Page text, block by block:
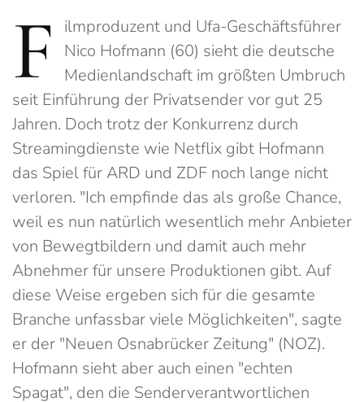
F
ilmproduzent und Ufa-Geschäftsführer
Nico Hofmann (60) sieht die deutsche
Medienlandschaft im größten Umbruch
seit Einführung der Privatsender vor gut 25
Jahren. Doch trotz der Konkurrenz durch
Streamingdienste wie Netflix gibt Hofmann
das Spiel für ARD und ZDF noch lange nicht
verloren. "Ich empfinde das als große Chance,
weil es nun natürlich wesentlich mehr Anbieter
von Bewegtbildern und damit auch mehr
Abnehmer für unsere Produktionen gibt. Auf
diese Weise ergeben sich für die gesamte
Branche unfassbar viele Möglichkeiten", sagte
er der "Neuen Osnabrücker Zeitung" (NOZ).
Hofmann sieht aber auch einen "echten
Spagat", den die Senderverantwortlichen